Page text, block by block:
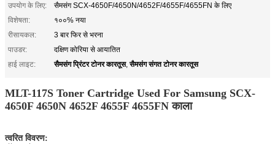
उपयोग के लिए:
सैमसंग SCX-4650F/4650N/4652F/4655F/4655FN के लिए
विशेषता:
१००% नया
रीसायकल:
3 बार फिर से भरना
पाउडर:
दक्षिण कोरिया से आयातित
हाई लाइट:
सैमसंग प्रिंटर टोनर कारतूस,सैमसंग संगत टोनर कारतूस
MLT-117S Toner Cartridge Used For Samsung SCX-
4650F 4650N 4652F 4655F 4655FN काला
त्वरित विवरण: